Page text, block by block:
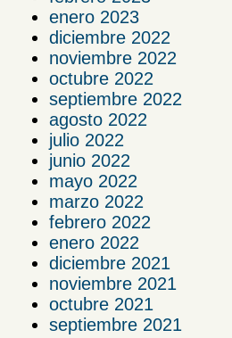
enero 2023
diciembre 2022
noviembre 2022
octubre 2022
septiembre 2022
agosto 2022
julio 2022
junio 2022
mayo 2022
marzo 2022
febrero 2022
enero 2022
diciembre 2021
noviembre 2021
octubre 2021
septiembre 2021